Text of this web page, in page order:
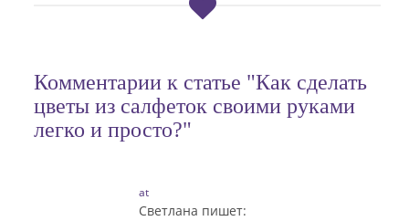
Комментарии к статье "Как сделать
цветы из салфеток своими руками
легко и просто?"
at
Светлана пишет: